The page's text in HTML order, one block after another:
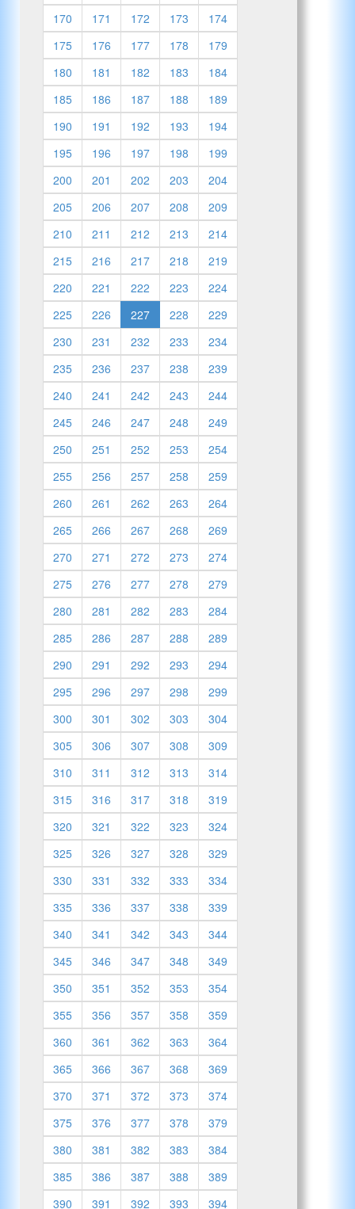
170
171 172 173
174
175
176 177 178
179
180
181 182 183
184
185
186 187 188
189
190
191 192 193
194
195
196 197 198
199
200
201 202 203
204
205
206 207 208
209
210
211 212 213
214
215
216 217 218
219
220
221 222 223
224
225
226 227 228
229
230
231 232 233
234
235
236 237 238
239
240
241 242 243
244
245
246 247 248
249
250
251 252 253
254
255
256 257 258
259
260
261 262 263
264
265
266 267 268
269
270
271 272 273
274
275
276 277 278
279
280
281 282 283
284
285
286 287 288
289
290
291 292 293
294
295
296 297 298
299
300
301 302 303
304
305
306 307 308
309
310
311 312 313
314
315
316 317 318
319
320
321 322 323
324
325
326 327 328
329
330
331 332 333
334
335
336 337 338
339
340
341 342 343
344
345
346 347 348
349
350
351 352 353
354
355
356 357 358
359
360
361 362 363
364
365
366 367 368
369
370
371 372 373
374
375
376 377 378
379
380
381 382 383
384
385
386 387 388
389
390
391 392 393 394